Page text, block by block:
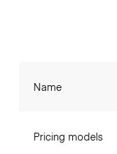
Name
Pricing models